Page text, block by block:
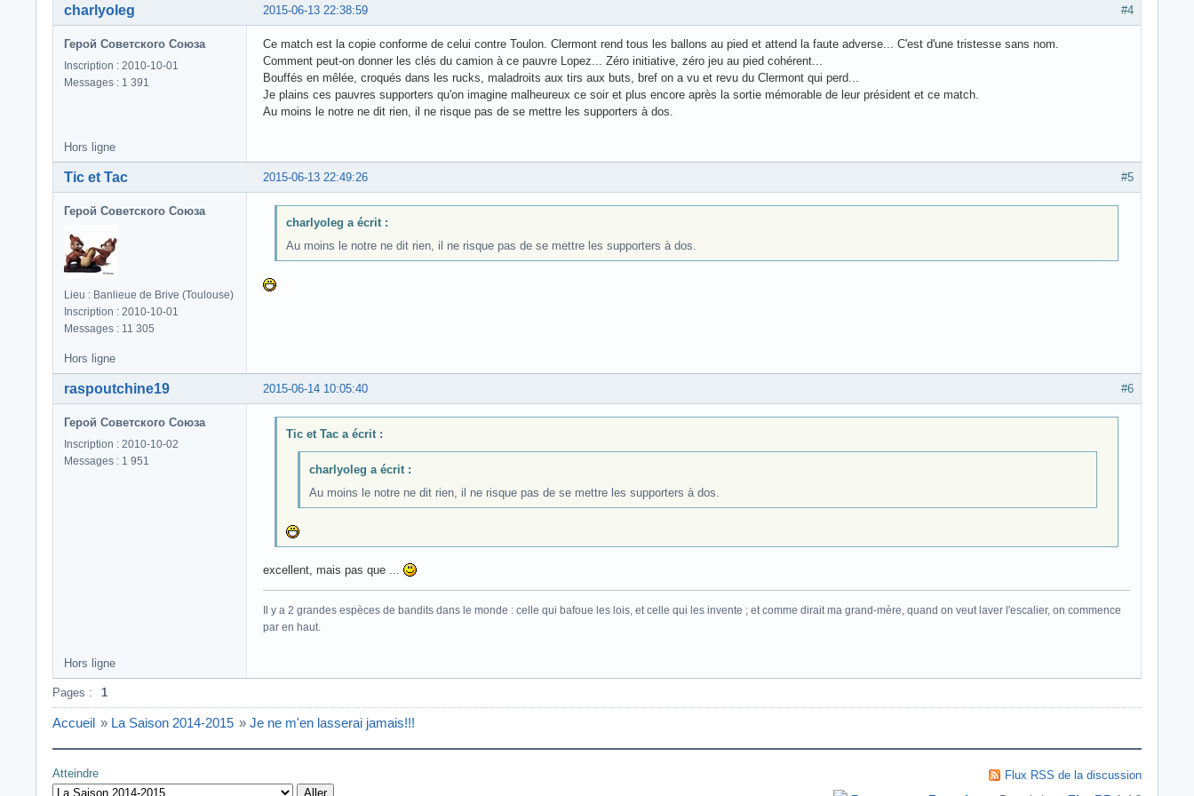
#4
2015-06-13 22:38:59
charlyoleg
Герой Советского Союза
Inscription : 2010-10-01
Messages : 1 391
Ce match est la copie conforme de celui contre Toulon. Clermont rend tous les ballons au pied et attend la faute adverse... C'est d'une tristesse sans nom.
Comment peut-on donner les clés du camion à ce pauvre Lopez... Zéro initiative, zéro jeu au pied cohérent...
Bouffés en mêlée, croqués dans les rucks, maladroits aux tirs aux buts, bref on a vu et revu du Clermont qui perd...
Je plains ces pauvres supporters qu'on imagine malheureux ce soir et plus encore après la sortie mémorable de leur président et ce match.
Au moins le notre ne dit rien, il ne risque pas de se mettre les supporters à dos.
Hors ligne
#5
2015-06-13 22:49:26
Tic et Tac
Герой Советского Союза
Lieu : Banlieue de Brive (Toulouse)
Inscription : 2010-10-01
Messages : 11 305
charlyoleg a écrit :
Au moins le notre ne dit rien, il ne risque pas de se mettre les supporters à dos.
Hors ligne
#6
2015-06-14 10:05:40
raspoutchine19
Герой Советского Союза
Inscription : 2010-10-02
Messages : 1 951
Tic et Tac a écrit :
charlyoleg a écrit :
Au moins le notre ne dit rien, il ne risque pas de se mettre les supporters à dos.
excellent, mais pas que ...
Il y a 2 grandes espèces de bandits dans le monde : celle qui bafoue les lois, et celle qui les invente ; et comme dirait ma grand-mère, quand on veut laver l'escalier, on commence
par en haut.
Hors ligne
Pages : 1
Accueil » La Saison 2014-2015 » Je ne m'en lasserai jamais!!!
Atteindre Flux RSS de la discussion